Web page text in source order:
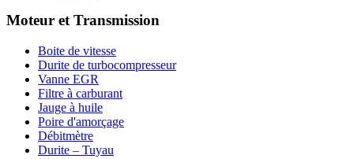
Moteur et Transmission
Boite de vitesse
Durite de turbocompresseur
Vanne EGR
Filtre à carburant
Jauge à huile
Poire d'amorçage
Débitmètre
Durite – Tuyau